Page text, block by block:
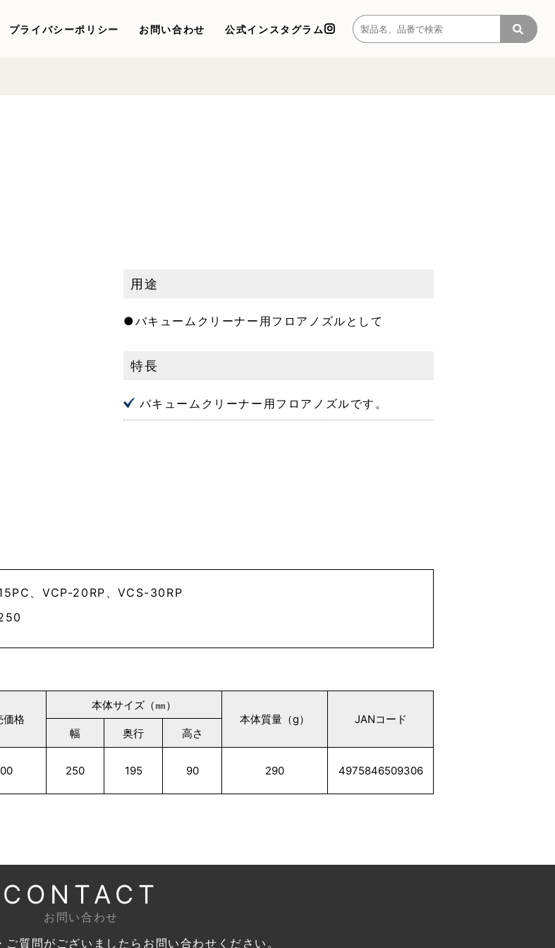
プライバシーポリシー お問い合わせ 公式インスタグラム
用途
●バキュームクリーナー用フロアノズルとして
特長
バキュームクリーナー用フロアノズルです。
、VCP-20RP、VCS-30RP
価格
本体サイズ（㎜）
幅 奥行 高さ
250 195 90
本体質量（g）
290
JANコード
4975846509306
CONTACT
お問い合わせ
ご質問がございましたら お問い合わせください。